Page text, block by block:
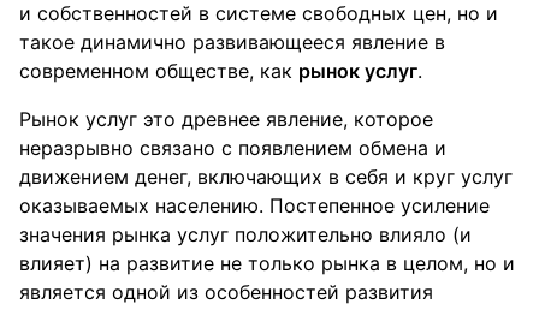
и собственностей в системе свободных цен, но и
такое динамично развивающееся явление в
современном обществе, как рынок услуг.
Рынок услуг это древнее явление, которое
неразрывно связано с появлением обмена и
движением денег, включающих в себя и круг услуг
оказываемых населению. Постепенное усиление
значения рынка услуг положительно влияло (и
влияет) на развитие не только рынка в целом, но и
является одной из особенностей развития